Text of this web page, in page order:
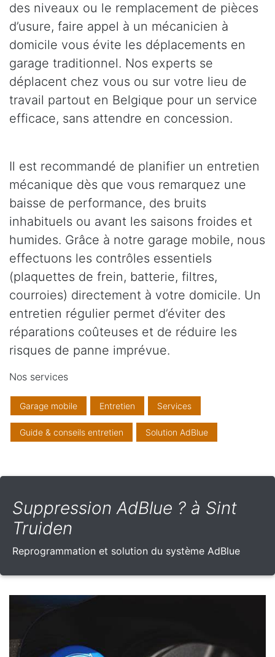
des niveaux ou le remplacement de pièces
d’usure, faire appel à un mécanicien à
domicile vous évite les déplacements en
garage traditionnel. Nos experts se
déplacent chez vous ou sur votre lieu de
travail partout en Belgique pour un service
efficace, sans attendre en concession.
Il est recommandé de planifier un entretien
mécanique dès que vous remarquez une
baisse de performance, des bruits
inhabituels ou avant les saisons froides et
humides. Grâce à notre garage mobile, nous
effectuons les contrôles essentiels
(plaquettes de frein, batterie, filtres,
courroies) directement à votre domicile. Un
entretien régulier permet d’éviter des
réparations coûteuses et de réduire les
risques de panne imprévue.
Nos services
Garage mobile Entretien Services
Guide & conseils entretien Solution AdBlue
Suppression AdBlue ? à Sint
Truiden
Reprogrammation et solution du système AdBlue